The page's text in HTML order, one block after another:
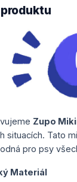
Zupo
situacích. Tato
pro psy
Materiál